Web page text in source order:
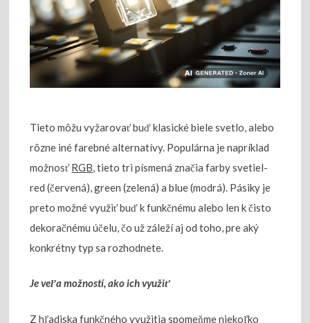
Tieto môžu vyžarovať buď klasické biele svetlo, alebo
rôzne iné farebné alternatívy. Populárna je napríklad
možnosť RGB, tieto tri písmená značia farby svetiel-
red (červená), green (zelená) a blue (modrá). Pásiky je
preto možné využiť buď k funkčnému alebo len k čisto
dekoračnému účelu, čo už záleží aj od toho, pre aký
konkrétny typ sa rozhodnete.
Je veľa možností, ako ich využiť
Z hľadiska funkčného využitia spomeňme niekoľko